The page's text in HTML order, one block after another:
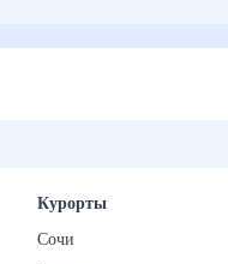
Курорты
Сочи